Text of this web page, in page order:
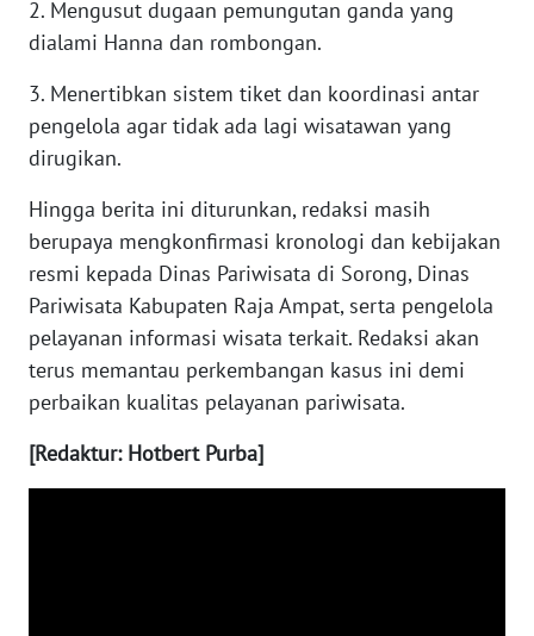
2. Mengusut dugaan pemungutan ganda yang
dialami Hanna dan rombongan.
3. Menertibkan sistem tiket dan koordinasi antar
pengelola agar tidak ada lagi wisatawan yang
dirugikan.
Hingga berita ini diturunkan, redaksi masih
berupaya mengkonfirmasi kronologi dan kebijakan
resmi kepada Dinas Pariwisata di Sorong, Dinas
Pariwisata Kabupaten Raja Ampat, serta pengelola
pelayanan informasi wisata terkait. Redaksi akan
terus memantau perkembangan kasus ini demi
perbaikan kualitas pelayanan pariwisata.
[Redaktur: Hotbert Purba]
WN
WN
KALSEL
WN
KALTIM
WN
SULSEL
WN
WN